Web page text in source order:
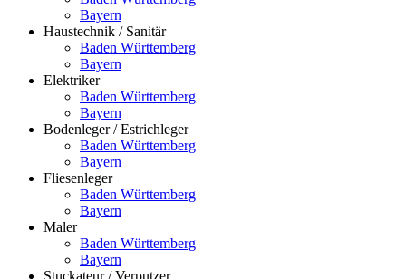
Bayern
Haustechnik / Sanitär
Baden Württemberg
Bayern
Elektriker
Baden Württemberg
Bayern
Bodenleger / Estrichleger
Baden Württemberg
Bayern
Fliesenleger
Baden Württemberg
Bayern
Maler
Baden Württemberg
Bayern
Stuckateur / Verputzer